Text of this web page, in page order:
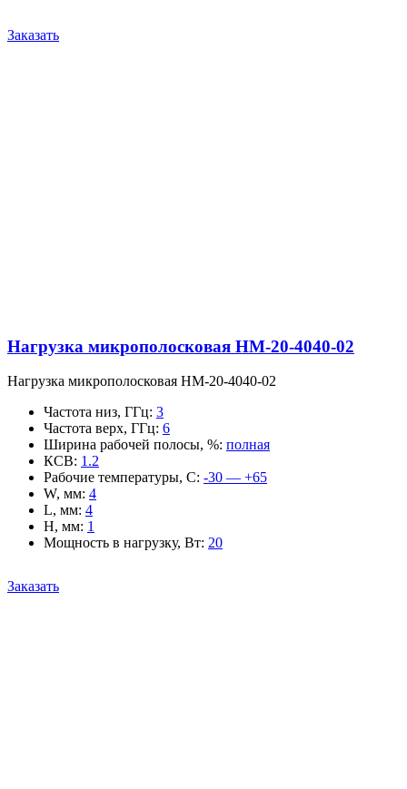
Заказать
Нагрузка микрополосковая НМ-20-4040-02
Нагрузка микрополосковая НМ-20-4040-02
Частота низ, ГГц: 3
Частота верх, ГГц: 6
Ширина рабочей полосы, %: полная
КСВ: 1.2
Рабочие температуры, С: -30 — +65
W, мм: 4
L, мм: 4
H, мм: 1
Мощность в нагрузку, Вт: 20
Заказать